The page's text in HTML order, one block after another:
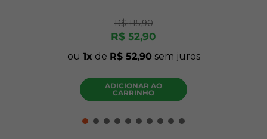
R$ 115,90
R$ 52,90
ou 1 de R$ 52,90 sem juros
ADICIONAR AO
CARRINHO